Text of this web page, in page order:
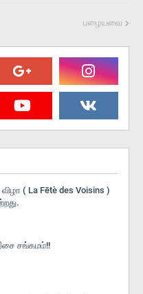
பழையவை
( La Fētè des Voisins )
சங்கமம்!!